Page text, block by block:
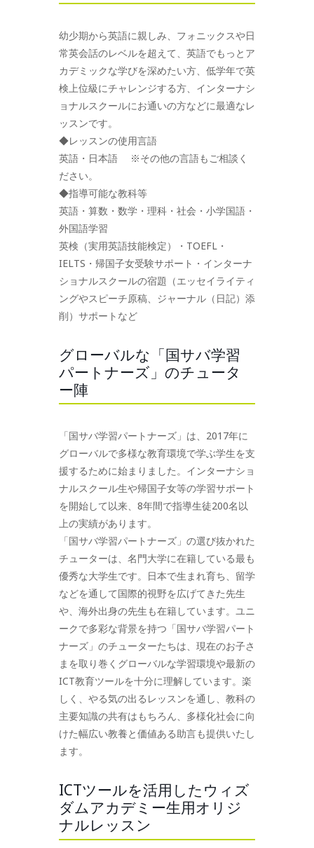
幼少期から英語に親しみ、フォニックスや日
常英会話のレベルを超えて、英語でもっとア
カデミックな学びを深めたい方、低学年で英
検上位級にチャレンジする方、インターナシ
ョナルスクールにお通いの方などに最適なレ
ッスンです。
◆レッスンの使用言語
英語・日本語 ※その他の言語もご相談く
ださい。
◆指導可能な教科等
英語・算数・数学・理科・社会・小学国語・
外国語学習
英検（実用英語技能検定）・TOEFL・
IELTS・帰国子女受験サポート・インターナ
ショナルスクールの宿題（エッセイライティ
ングやスピーチ原稿、ジャーナル（日記）添
削）サポートなど
グローバルな「国サバ学習
パートナーズ」のチュータ
ー陣
「国サバ学習パートナーズ」は、2017年に
グローバルで多様な教育環境で学ぶ学生を支
援するために始まりました。インターナショ
ナルスクール生や帰国子女等の学習サポート
を開始して以来、8年間で指導生徒200名以
上の実績があります。
「国サバ学習パートナーズ」の選び抜かれた
チューターは、名門大学に在籍している最も
優秀な大学生です。日本で生まれ育ち、留学
などを通して国際的視野を広げてきた先生
や、海外出身の先生も在籍しています。ユニ
ークで多彩な背景を持つ「国サバ学習パート
ナーズ」のチューターたちは、現在のお子さ
まを取り巻くグローバルな学習環境や最新の
ICT教育ツールを十分に理解しています。楽
しく、やる気の出るレッスンを通し、教科の
主要知識の共有はもちろん、多様化社会に向
けた幅広い教養と価値ある助言も提供いたし
ます。
ICTツールを活用したウィズ
ダムアカデミー生用オリジ
ナルレッスン